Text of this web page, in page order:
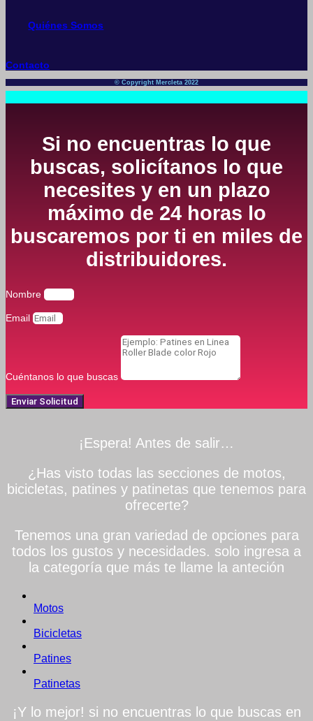
Quiénes Somos
Contacto
© Copyright Mercleta 2022
Si no encuentras lo que
buscas, solicítanos lo que
necesites y en un plazo
máximo de 24 horas lo
buscaremos por ti en miles de
distribuidores.
Nombre
Email
Cuéntanos lo que buscas
Enviar Solicitud
¡Espera! Antes de salir…
¿Has visto todas las secciones de motos,
bicicletas, patines y patinetas que tenemos para
ofrecerte?
Tenemos una gran variedad de opciones para
todos los gustos y necesidades. solo ingresa a
la categoría que más te llame la anteción
Motos
Bicicletas
Patines
Patinetas
¡Y lo mejor! si no encuentras lo que buscas en